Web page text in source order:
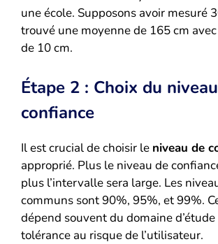
une école. Supposons avoir mesuré
trouvé une moyenne de 165 cm
de 10 cm.
Étape 2 : Choix du
confiance
Il est crucial de choisir le niveau de
approprié. Plus le niveau de
plus l’intervalle sera large. Les
communs sont 90%, 95%, et 99%.
dépend souvent du domaine
tolérance au risque de l’utilisateur.